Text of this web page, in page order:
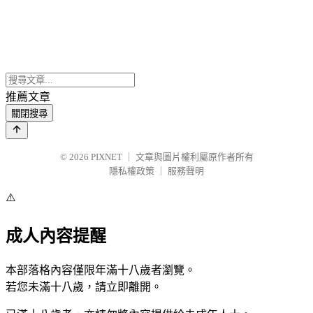
推薦文章
關閉搜尋
© 2026 PIXNET
文章與圖片權利屬原作者所有
隱私權政策
服務聲明
⚠️
成人內容提醒
本部落格內容僅限年滿十八歲者瀏覽。
若您未滿十八歲，請立即離開。